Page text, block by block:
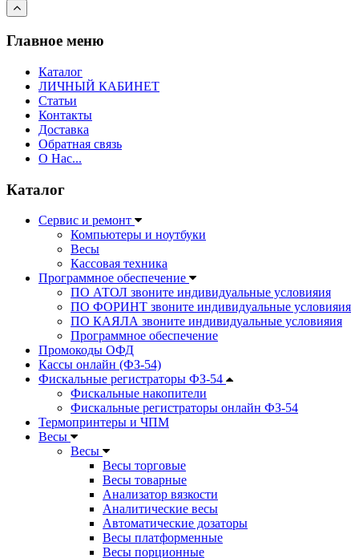
Главное меню
Каталог
ЛИЧНЫЙ КАБИНЕТ
Статьи
Контакты
Доставка
Обратная связь
О Нас...
Каталог
Сервис и ремонт
Компьютеры и ноутбуки
Весы
Кассовая техника
Программное обеспечение
ПО АТОЛ звоните индивидуальные условияия
ПО ФОРИНТ звоните индивидуальные условияия
ПО КАЯЛА звоните индивидуальные условияия
Программное обеспечение
Промокоды ОФД
Кассы онлайн (ФЗ-54)
Фискальные регистраторы ФЗ-54
Фискальные накопители
Фискальные регистраторы онлайн ФЗ-54
Термопринтеры и ЧПМ
Весы
Весы
Весы торговые
Весы товарные
Анализатор вязкости
Аналитические весы
Автоматические дозаторы
Весы платформенные
Весы порционные